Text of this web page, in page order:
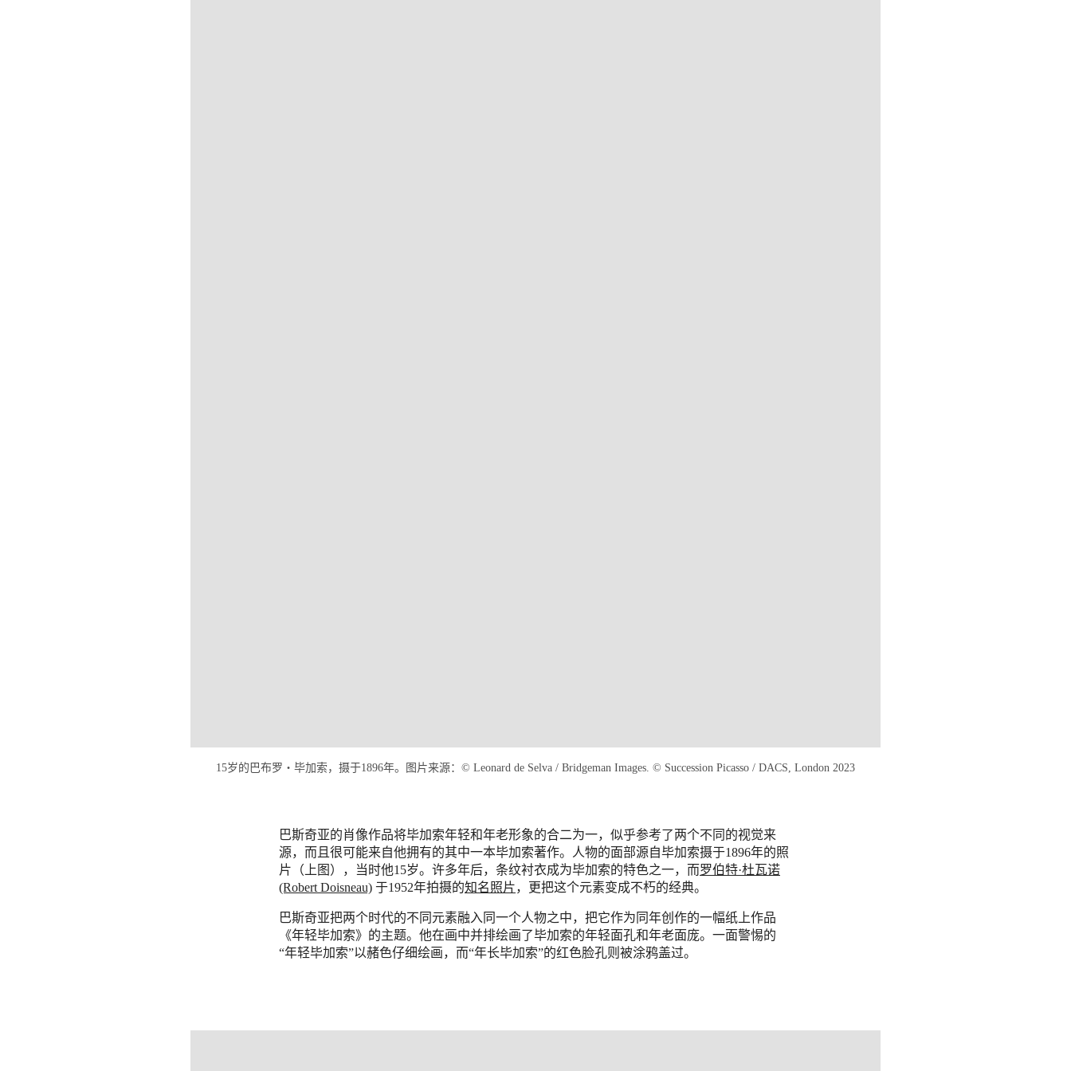
15岁的巴布罗‧毕加索，摄于1896年。图片来源：© Leonard de Selva / Bridgeman Images. © Succession Picasso / DACS, London 2023
巴斯奇亚的肖像作品将毕加索年轻和年老形象的合二为一，似乎参考了两个不同的视觉来
源，而且很可能来自他拥有的其中一本毕加索著作。人物的面部源自毕加索摄于1896年的照
片（上图），当时他15岁。许多年后，条纹衬衣成为毕加索的特色之一，而罗伯特·杜瓦诺
(Robert Doisneau) 于1952年拍摄的知名照片，更把这个元素变成不朽的经典。
巴斯奇亚把两个时代的不同元素融入同一个人物之中，把它作为同年创作的一幅纸上作品
《年轻毕加索》的主题。他在画中并排绘画了毕加索的年轻面孔和年老面庞。一面警惕的
“年轻毕加索”以赭色仔细绘画，而“年长毕加索”的红色脸孔则被涂鸦盖过。